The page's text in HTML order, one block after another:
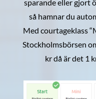
sparande eller gjort
så hamnar du
Med courtageklass
Stockholmsbörsen
kr då är det 1